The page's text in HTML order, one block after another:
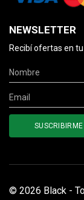
NEWSLETTER
Recibí ofertas en tu
© 2026 Black -